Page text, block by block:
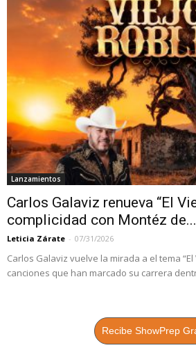
Lanzamientos
Carlos Galaviz renueva “El
complicidad con Montéz de...
Leticia Zárate - 07/31/2026
Carlos Galaviz vuelve la mirada a el tema
canciones que han marcado su carrera
Recibe ShowPrep